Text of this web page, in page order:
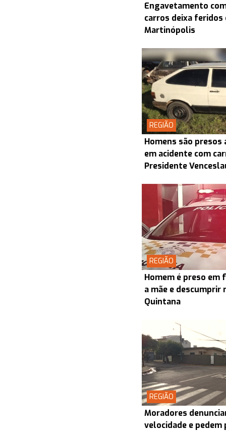
Engavetamento
carros deixa feridos
Martinópolis
REGIÃO
Homens são
em acidente com
Presidente
REGIÃO
Homem é preso
a mãe e
Quintana
REGIÃO
Moradores
velocidade e pedem